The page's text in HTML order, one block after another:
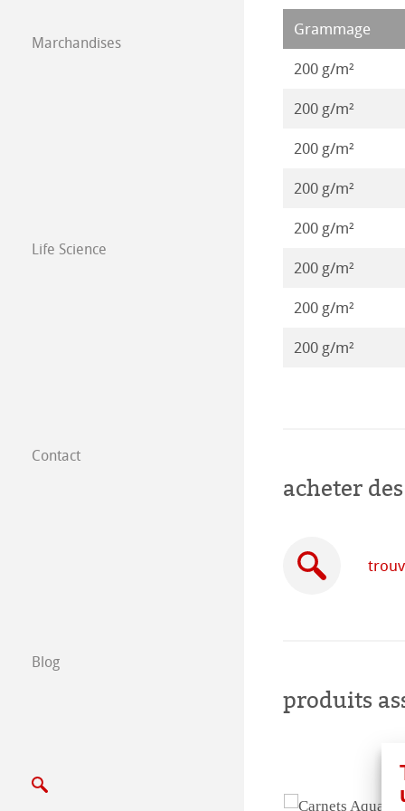
Papier á dessin
Illustrations
Illustrations 2016
Marchandises
Life Science
Contact
B2B
Salons
Blog
Grammage
200 g/m²
200 g/m²
200 g/m²
200 g/m²
200 g/m²
200 g/m²
200 g/m²
200 g/m²
acheter
produits